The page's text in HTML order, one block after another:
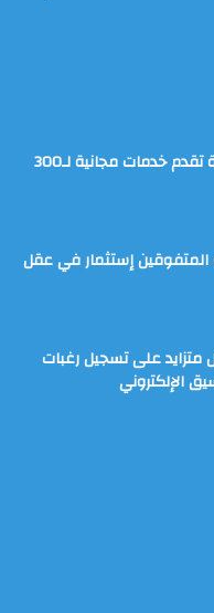
قافلة طبية مشتركة تقدم خدمات مجانية لـ300
المتفوقين إستثمار في عقل
متزايد على تسجيل رغبات
الإلكتروني